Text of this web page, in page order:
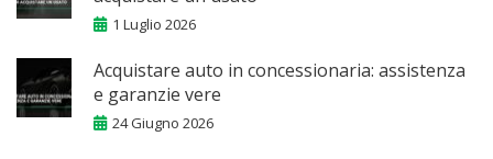
1 Luglio 2026
Acquistare auto in concessionaria: assistenza
e garanzie vere
24 Giugno 2026